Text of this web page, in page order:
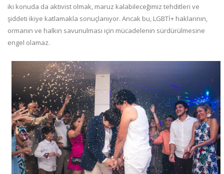
iki konuda da aktivist olmak, maruz kalabileceğimiz tehditleri ve
şiddeti ikiye katlamakla sonuçlanıyor. Ancak bu, LGBTİ+ haklarının,
ormanın ve halkın savunulması için mücadelenin sürdürülmesine
engel olamaz.